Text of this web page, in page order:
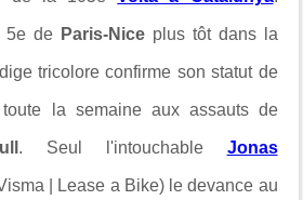
5e de Paris-Niceplus tôt dans la
tricolore confirme son statut de
la semaine aux assauts de
. Seul l'intouchable Jonas
| Lease a Bike) le devance au